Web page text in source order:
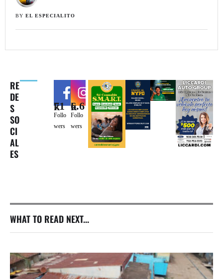
BY EL ESPECIALITO
RE
DE
S
SO
CI
AL
ES
71k
Follo
wers
6.6k
Follo
wers
WHAT TO READ NEXT...